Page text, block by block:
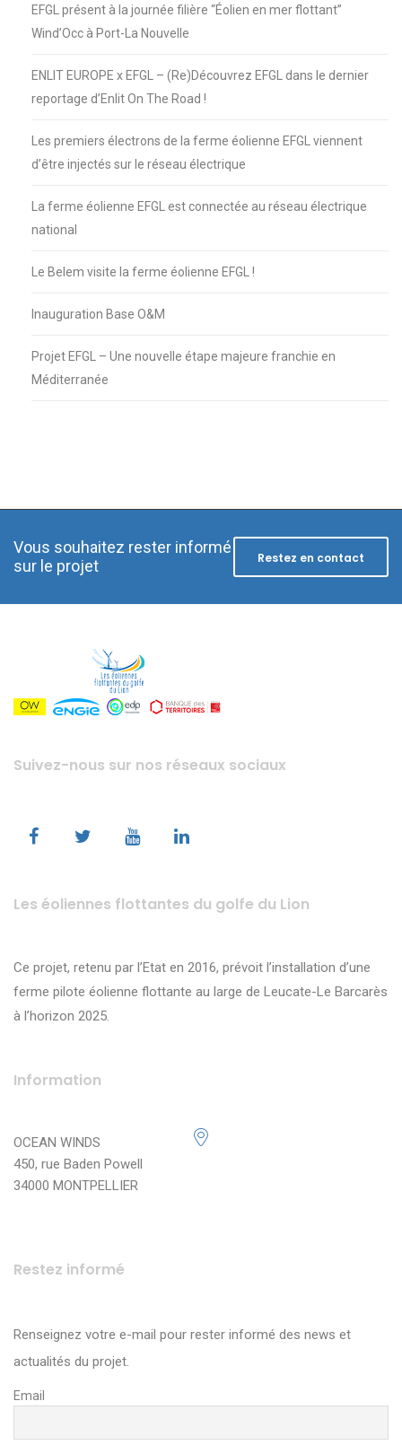
EFGL présent à la journée filière “Éolien en mer flottant”
Wind’Occ à Port-La Nouvelle
ENLIT EUROPE x EFGL – (Re)Découvrez EFGL dans le dernier
reportage d’Enlit On The Road !
Les premiers électrons de la ferme éolienne EFGL viennent
d’être injectés sur le réseau électrique
La ferme éolienne EFGL est connectée au réseau électrique
national
Le Belem visite la ferme éolienne EFGL !
Inauguration Base O&M
Projet EFGL – Une nouvelle étape majeure franchie en
Méditerranée
Vous souhaitez rester informé
sur le projet
Restez en contact
Suivez-nous sur nos réseaux sociaux
Les éoliennes flottantes du golfe du Lion
Ce projet, retenu par l’Etat en 2016, prévoit l’installation d’une
ferme pilote éolienne flottante au large de Leucate-Le Barcarès
à l’horizon 2025.
Information
OCEAN WINDS
450, rue Baden Powell
34000 MONTPELLIER
Restez informé
Renseignez votre e-mail pour rester informé des news et
actualités du projet.
Email